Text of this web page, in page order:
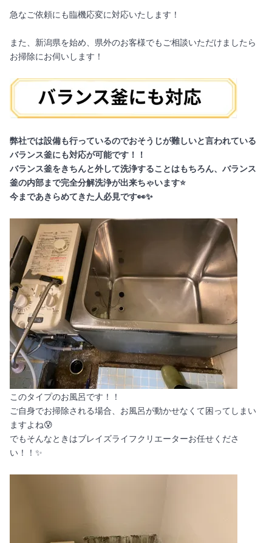
急なご依頼にも臨機応変に対応いたします！
また、新潟県を始め、県外のお客様でもご相談いただけましたら
お掃除にお伺いします！
弊社では設備も行っているのでおそうじが難しいと言われている
バランス釜にも対応が可能です！！
バランス釜をきちんと外して洗浄することはもちろん、バランス
釜の内部まで完全分解洗浄が出来ちゃいます⭐
今まであきらめてきた人必見です👀✨
このタイプのお風呂です！！
ご自身でお掃除される場合、お風呂が動かせなくて困ってしまい
ますよね😰
でもそんなときはブレイズライフクリエーターお任せくださ
い！！✨